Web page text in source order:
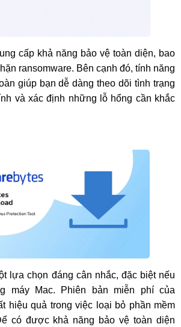
cấp khả năng bảo vệ toàn diện, bao
ransomware. Bên cạnh đó, tính năng
giúp bạn dễ dàng theo dõi tình trạng
và xác định những lỗ hổng cần khắc
lựa chọn đáng cân nhắc, đặc biệt nếu
máy Mac. Phiên bản miễn phí của
hiệu quả trong việc loại bỏ phần mềm
có được khả năng bảo vệ toàn diện